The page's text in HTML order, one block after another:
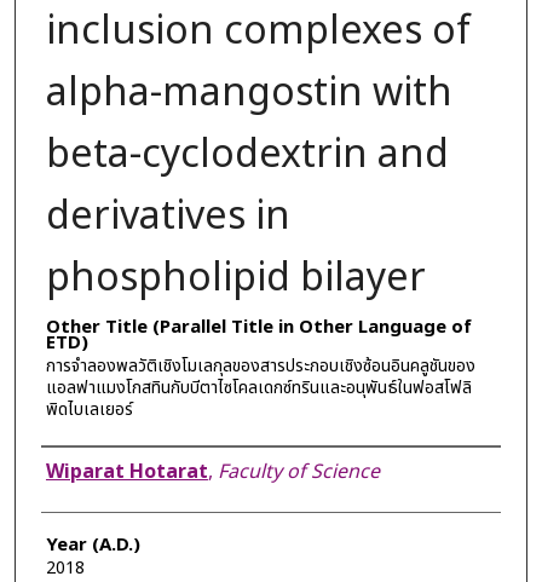
inclusion complexes of
alpha-mangostin with
beta-cyclodextrin and
derivatives in
phospholipid bilayer
Other Title (Parallel Title in Other Language of
ETD)
การจำลองพลวัติเชิงโมเลกุลของสารประกอบเชิงซ้อนอินคลูชันของ
แอลฟาแมงโกสทินกับบีตาไซโคลเดกซ์ทรินและอนุพันธ์ในฟอสโฟลิ
พิดไบเลเยอร์
Author
Wiparat Hotarat, Faculty of Science
Year (A.D.)
2018